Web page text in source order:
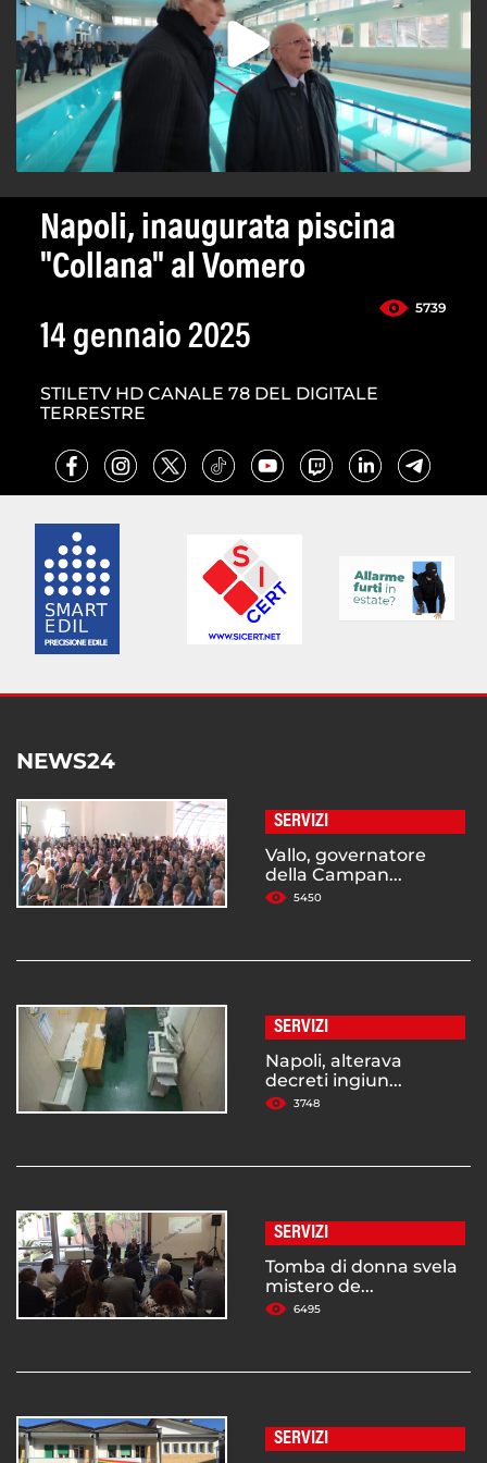
Napoli, inaugurata piscina
"Collana" al Vomero
5739
14 gennaio 2025
STILETV HD CANALE 78 DEL DIGITALE
TERRESTRE
NEWS24
SERVIZI
Vallo, governatore
della Campan...
5450
SERVIZI
Napoli, alterava
decreti ingiun...
3748
SERVIZI
Tomba di donna svela
mistero de...
6495
SERVIZI